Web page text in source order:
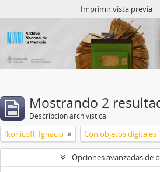
Imprimir vista previa
Mostrando 2
Descripción archivística
Ikonicoff, Ignacio Con objetos digitales
Opciones avanzadas de